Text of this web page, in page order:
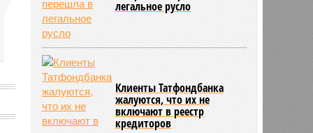
легальное русло
Клиенты Татфондбанка
жалуются, что их не
включают в реестр
кредиторов